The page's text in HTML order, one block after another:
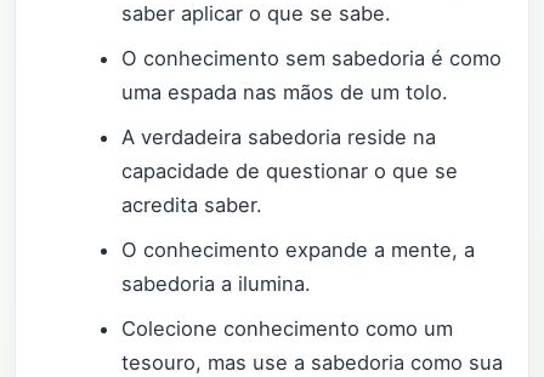
saber aplicar o que se sabe.
O conhecimento sem sabedoria é como
uma espada nas mãos de um tolo.
A verdadeira sabedoria reside na
capacidade de questionar o que se
acredita saber.
O conhecimento expande a mente, a
sabedoria a ilumina.
Colecione conhecimento como um
tesouro, mas use a sabedoria como sua